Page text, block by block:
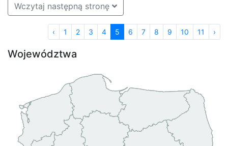
Wczytaj następną stronę
‹ 1 2 3 4 5 6 7 8 9 10 11 ›
Województwa